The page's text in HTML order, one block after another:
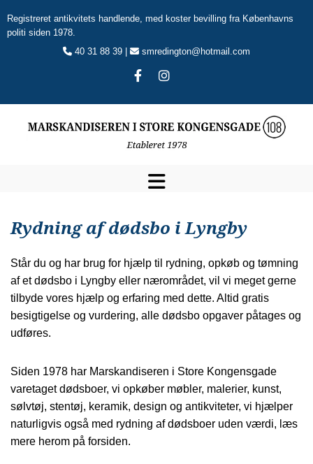
Registreret antikvitets handlende, med koster bevilling fra Københavns
politi siden 1978.
 40 31 88 39 |  smredington@hotmail.com
Rydning af dødsbo i Lyngby
Står du og har brug for hjælp til rydning, opkøb og tømning
af et dødsbo i Lyngby eller nærområdet, vil vi meget gerne
tilbyde vores hjælp og erfaring med dette. Altid gratis
besigtigelse og vurdering, alle dødsbo opgaver påtages og
udføres.
Siden 1978 har Marskandiseren i Store Kongensgade
varetaget dødsboer, vi opkøber møbler, malerier, kunst,
sølvtøj, stentøj, keramik, design og antikviteter, vi hjælper
naturligvis også med rydning af dødsboer uden værdi, læs
mere herom på forsiden.